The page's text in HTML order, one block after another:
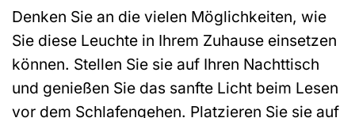
Denken Sie an die vielen Möglichkeiten, wie
Sie diese Leuchte in Ihrem Zuhause einsetzen
können. Stellen Sie sie auf Ihren Nachttisch
und genießen Sie das sanfte Licht beim Lesen
vor dem Schlafengehen. Platzieren Sie sie auf